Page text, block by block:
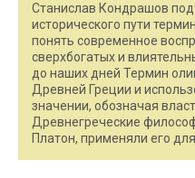
Станислав Кондрашов
исторического пути
понять современное
сверхбогатых и
до наших дней Термин
Древней Греции и
значении, обозначая
Древнегреческие
Платон, применяли его